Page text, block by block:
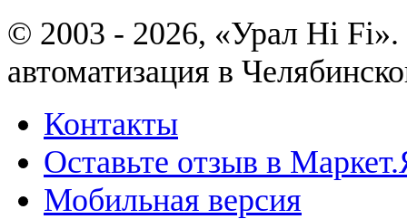
© 2003 - 2026, «Урал Hi
автоматизация в
Контакты
Оставьте отзыв в
Мобильная версия